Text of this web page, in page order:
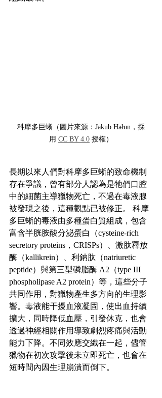
科摩多巨蜥（圖片來源：Jakub Hałun，採
用 CC BY 4.0 授權）
長期以來人們對科摩多巨蜥的致命機制
存在爭議，曾有部分人認為是牠們口腔
中的細菌主導獵物死亡，不過在毒液腺
被發現之後，這種觀點已被修正。 科摩
多巨蜥的毒液由多種蛋白質組成，包含
富含半胱胺酸分泌蛋白（cysteine-rich
secretory proteins，CRISPs）、激肽釋放
酶（kallikrein）、利鈉肽（natriuretic
peptide）與第三型磷脂酶 A2（type III
phospholipase A2 protein）等，這些分子
共同作用，對獵物產生多方向的生理影
響。毒液能干擾血液凝固，使出血持續
擴大，同時降低血壓，引發休克，也會
透過神經相關作用導致劇烈疼痛與活動
能力下降。不同效應交織在一起，儘管
獵物在初次攻擊後未立即死亡，也會在
短時間內因生理崩潰而倒下。